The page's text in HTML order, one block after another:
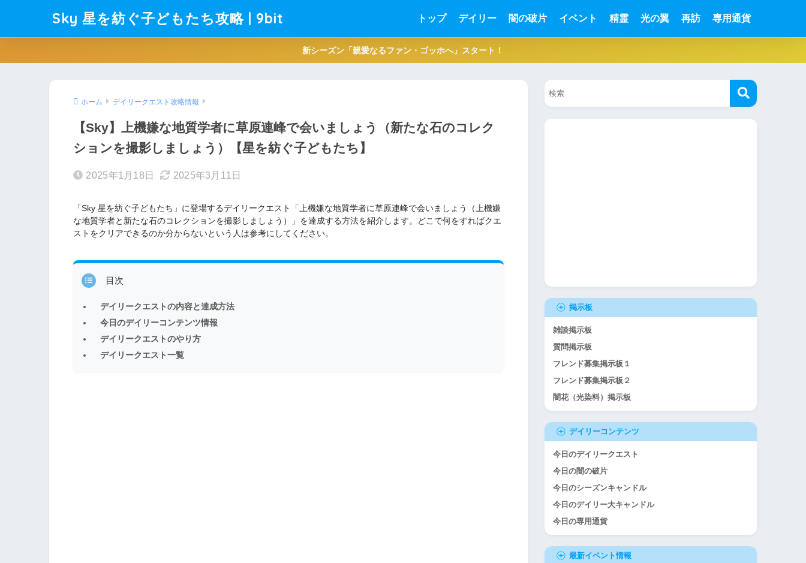
Sky 星を紡ぐ子どもたち攻略 | 9bit トップ デイリー 闇の破片 イベント 精霊 光の翼 再訪 専用通貨
新シーズン「親愛なるファン・ゴッホへ」スタート！
ホーム デイリークエスト攻略情報
【Sky】上機嫌な地質学者に草原連峰で会いましょう（新たな石のコレク
ションを撮影しましょう）【星を紡ぐ子どもたち】
2025年1月18日 2025年3月11日
「Sky 星を紡ぐ子どもたち」に登場するデイリークエスト「上機嫌な地質学者に草原連峰で会いましょう（上機嫌
な地質学者と新たな石のコレクションを撮影しましょう）」を達成する方法を紹介します。どこで何をすればクエ
ストをクリアできるのか分からないという人は参考にしてください。
目次
デイリークエストの内容と達成方法
今日のデイリーコンテンツ情報
デイリークエストのやり方
デイリークエスト一覧
掲示板
雑談掲示板
質問掲示板
フレンド募集掲示板１
フレンド募集掲示板２
闇花（光染料）掲示板
デイリーコンテンツ
今日のデイリークエスト
今日の闇の破片
今日のシーズンキャンドル
今日のデイリー大キャンドル
今日の専用通貨
最新イベント情報